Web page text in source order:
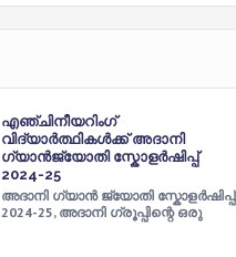
എഞ്ചിനീയറിംഗ്
വിദ്യാർത്ഥികൾക്ക് അദാനി
ഗ്യാൻജ്യോതി സ്കോളർഷിപ്പ്
2024-25
അദാനി ഗ്യാൻ ജ്യോതി സ്കോളർഷിപ്പ്
2024-25, അദാനി ഗ്രൂപ്പിന്റെ ഒരു